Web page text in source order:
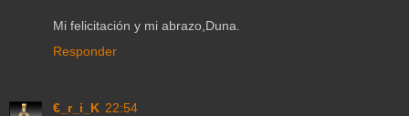
Mi felicitación y mi abrazo,Duna.
Responder
€_r_i_K 22:54